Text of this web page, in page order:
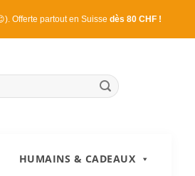
Offerte partout en Suisse dès 80 CHF !
HUMAINS & CADEAUX